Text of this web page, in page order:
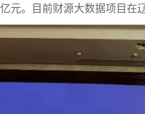
元。目前财源大数据项目在